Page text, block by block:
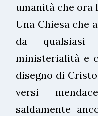
umanità che ora
Una Chiesa che
da
ministerialità e
disegno di
versi
saldamente